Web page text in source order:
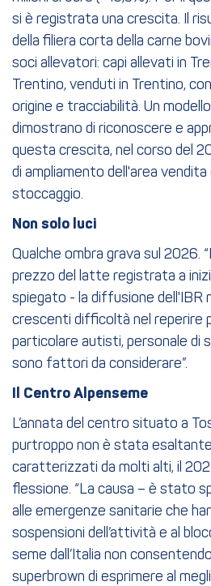
si è registrata una crescita. Il
della filiera corta della carne
soci allevatori: capi allevati in
Trentino, venduti in Trentino,
origine e tracciabilità. Un
dimostrano di riconoscere e
questa crescita, nel corso del
di ampliamento dell'area vendita
stoccaggio.
Non solo luci
Qualche ombra grava sul 2026.
prezzo del latte registrata a
spiegato - la diffusione dell'IBR
crescenti difficoltà nel reperire
particolare autisti, personale di
sono fattori da considerare”.
Il Centro Alpenseme
L’annata del centro situato a
purtroppo non è stata
caratterizzati da molti alti, il
flessione. “La causa – è stato
alle emergenze sanitarie che
sospensioni dell’attività e al
seme dall’Italia non
superbrown di esprimere al